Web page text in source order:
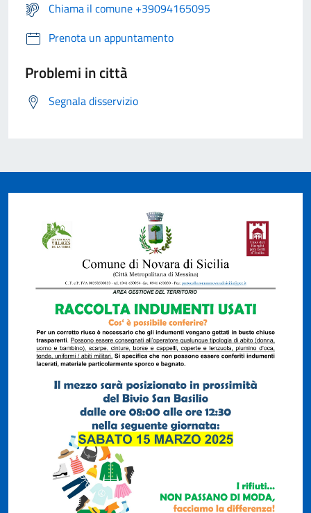
Chiama il comune +39094165095
Prenota un appuntamento
Problemi in città
Segnala disservizio